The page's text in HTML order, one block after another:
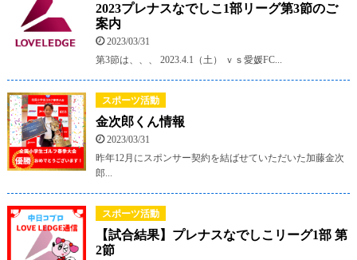
2023プレナスなでしこ1部リーグ第3節のご
案内
2023/03/31
第3節は、、、 2023.4.1（土） ｖｓ愛媛FC...
スポーツ活動
金次郎くん情報
2023/03/31
昨年12月にスポンサー契約を結ばせていただいた加藤金次
郎...
スポーツ活動
【試合結果】プレナスなでしこリーグ1部 第
2節